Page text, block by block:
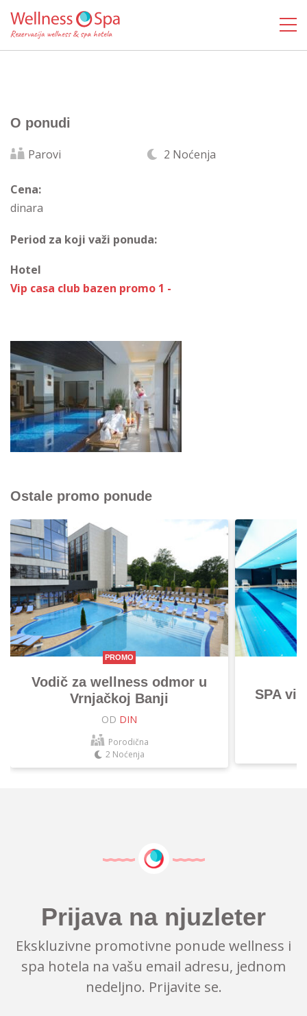
O ponudi
Parovi 2 Noćenja
Cena:
dinara
Period za koji važi ponuda:
Hotel
Vip casa club bazen promo 1 -
Ostale promo ponude
PROMO
Vodič za wellness odmor u
Vrnjačkoj Banji
OD DIN
Porodična
2 Noćenja
SPA
Prijava na njuzleter
Ekskluzivne promotivne ponude wellness i
spa hotela na vašu email adresu, jednom
nedeljno. Prijavite se.